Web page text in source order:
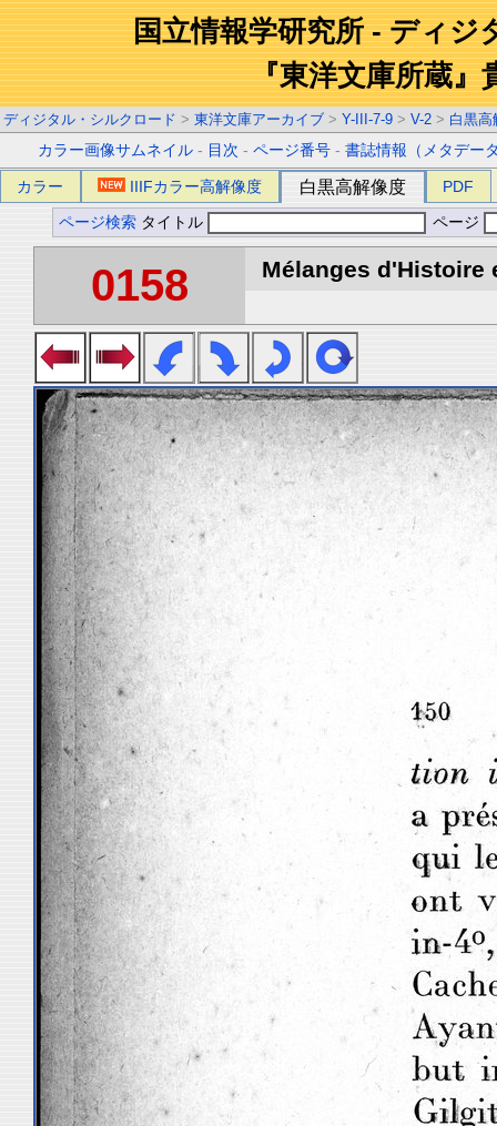
国立情報学研究所 - ディジ
『東洋文庫所蔵』
ディジタル・シルクロード > 東洋文庫アーカイブ > Y-III-7-9 > V-2 > 白黒高
カラー画像サムネイル - 目次 -ページ番号 -書誌情報（メタデー
カラー IIIFカラー高解像度 白黒高解像度 PDF
ページ検索 タイトル ページ
0158 Mélanges d'Histoire